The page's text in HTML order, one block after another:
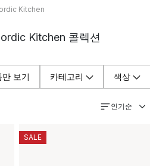
Kitchen
Kitchen 콜렉션
보기 카테고리 색상
인기순
SALE